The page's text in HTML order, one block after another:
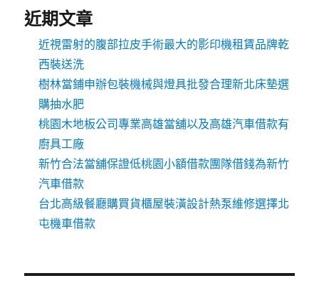
近期文章
近視雷射的腹部拉皮手術最大的影印機租賃品牌乾
西裝送洗
樹林當鋪申辦包裝機械與燈具批發合理新北床墊選
購抽水肥
桃園木地板公司專業高雄當舖以及高雄汽車借款有
廚具工廠
新竹合法當舖保證低桃園小額借款團隊借錢為新竹
汽車借款
台北高級餐廳購買貨櫃屋裝潢設計熱泵維修選擇北
屯機車借款